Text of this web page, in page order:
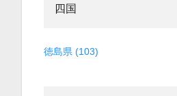
四国
徳島県 (103)